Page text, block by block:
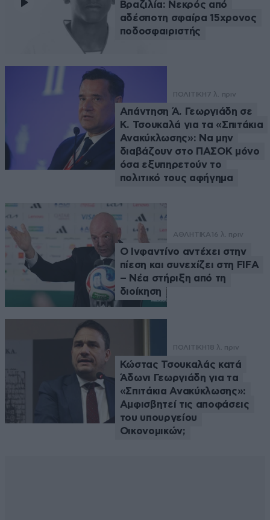
Βραζιλία: Νεκρός από
αδέσποτη σφαίρα 15χρονος
ποδοσφαιριστής
ΠΟΛΙΤΙΚΗ7 λ. πριν
Απάντηση Ά. Γεωργιάδη σε
Κ. Τσουκαλά για τα «Σπιτάκια
Ανακύκλωσης»: Να μην
διαβάζουν στο ΠΑΣΟΚ μόνο
όσα εξυπηρετούν το
πολιτικό τους αφήγημα
ΑΘΛΗΤΙΚΑ 16 λ. πριν
Ο Ινφαντίνο αντέχει στην
πίεση και συνεχίζει στη FIFA
– Νέα στήριξη από τη
διοίκηση
ΠΟΛΙΤΙΚΗ 18 λ. πριν
Κώστας Τσουκαλάς κατά
Άδωνι Γεωργιάδη για τα
«Σπιτάκια Ανακύκλωσης»:
Αμφισβητεί τις αποφάσεις
του υπουργείου
Οικονομικών;